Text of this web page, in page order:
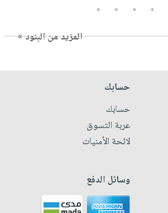
2
3
4
5
المزيد من البنود »
حسابك
حسابك
عربة التسوق
لائحة الأمنيات
وسائل الدفع